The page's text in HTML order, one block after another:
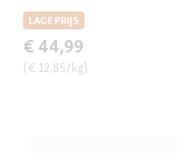
LAGE PRIJS
€ 44,99
(€ 12,85/kg)